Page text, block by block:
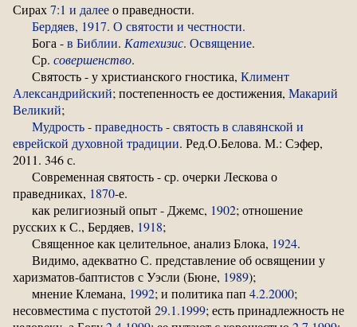
Сирах7:1 и далеео праведности.
Бердяев, 1917. О святости и честности.
Бога -в Библии. Катехизис. Освящение.
Ср. совершенство.
Святость - у христианского гностика, Климент
Александрийский; постепенность ее достижения, Макарий
Великий;
Мудрость - праведность - святость в славянской и
еврейской духовной традиции. Ред.О.Белова. М.: Сэфер,
2011. 346 с.
Современная святость - ср. очерки Лескова о
праведниках, 1870-е.
как религиозный опыт - Джемс, 1902; отношение
русских к С., Бердяев, 1918;
Священное как целительное, анализ Блока, 1924.
Видимо, адекватно С. представление об освящении у
харизматов-баптистов с Уэсли (Бюне, 1989);
мнение Клемана, 1992; и политика пап 4.2.2000;
несовместима с пустотой 29.1.1999; есть принадлежность не